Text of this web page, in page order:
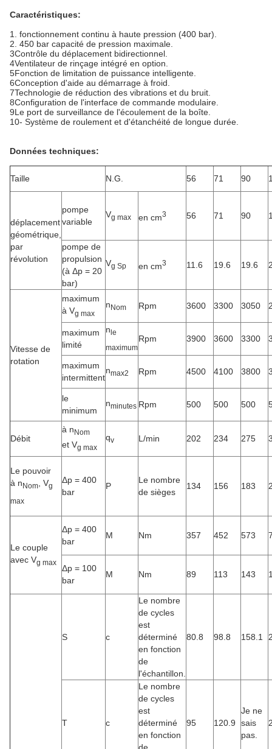
Caractéristiques:
1. fonctionnement continu à haute pression (400 bar).
2. 450 bar capacité de pression maximale.
3Contrôle du déplacement bidirectionnel.
4Ventilateur de rinçage intégré en option.
5Fonction de limitation de puissance intelligente.
6Conception d'aide au démarrage à froid.
7Technologie de réduction des vibrations et du bruit.
8Configuration de l'interface de commande modulaire.
9Le port de surveillance de l'écoulement de la boîte.
10- Système de roulement et d'étanchéité de longue durée.
Données techniques:
Taille N.G. 56 71 90
déplacement
géométrique,
par
révolution
pompe
variable
Vg max en cm3 56 71 90
pompe de
propulsion
(à Δp = 20
bar)
Vg Sp en cm3 11.6 19.6 19.6
Vitesse de
rotation
maximum
à Vg max
nNom Rpm 3600 3300 3050
maximum
limité
nle
maximum
Rpm 3900 3600 3300
maximum
intermittent
nmax2 Rpm 4500 4100 3800
le
minimum
nminutes Rpm 500 500 500
Débit
à nNom
et Vg max
qv L/min 202 234 275
Le pouvoir
à nNom , Vg
max
Δp = 400
bar
P
Le nombre
de sièges
134 156 183
Le couple
avec Vg max
Δp = 400
bar
M Nm 357 452 573
Δp = 100
bar
M Nm 89 113 143
S c
Le nombre
de cycles
est
déterminé
en fonction
de
l'échantillon.
80.8 98.8 158.1
T c
Le nombre
de cycles
est
déterminé
en fonction
95 120.9
Je ne
sais
pas.